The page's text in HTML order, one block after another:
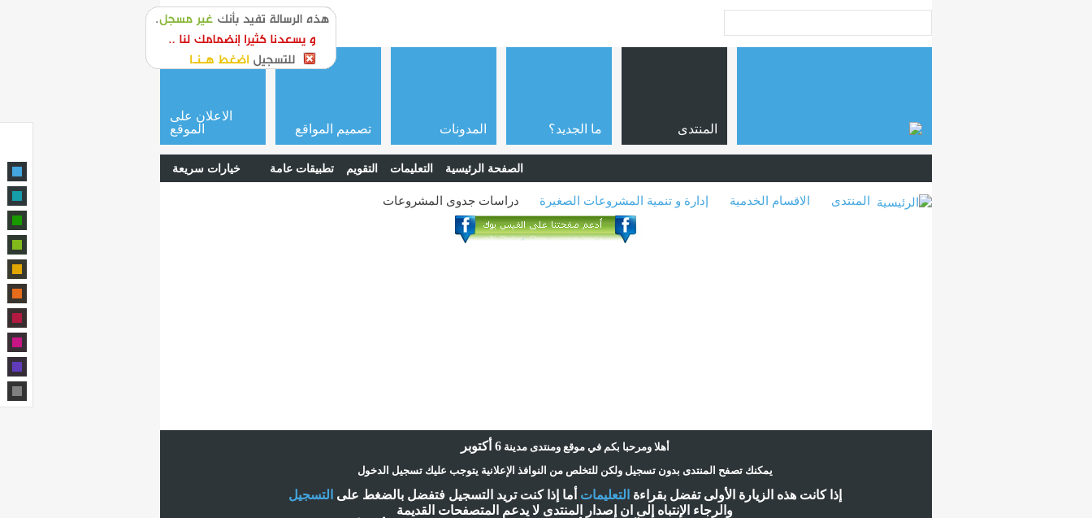
or login
المنتدى
الصفحة الرئيسية التعليمات التقويم تطبيقات عامة خيارات سريعة
ما الجديد؟ المدونات تصميم المواقع
الاعلان على
الموقع
المنتدى الاقسام الخدمية إدارة و تنمية المشروعات الصغيرة دراسات جدوى المشروعات
أهلا ومرحبا بكم في موقع ومنتدى مدينة6 أكتوبر
يمكنك تصفح المنتدى بدون تسجيل ولكن للتخلص من النوافذ الإعلانية يتوجب عليك تسجيل الدخول
إذا كانت هذه الزيارة الأولى تفضل بقراءة التعليمات ما إذا كنت تريد التسجيل فتفضل بالضغط على التسجيل
والرجاء الإنتباه إلى ان إصدار المنتدى لا يدعم المتصفحات القديمة